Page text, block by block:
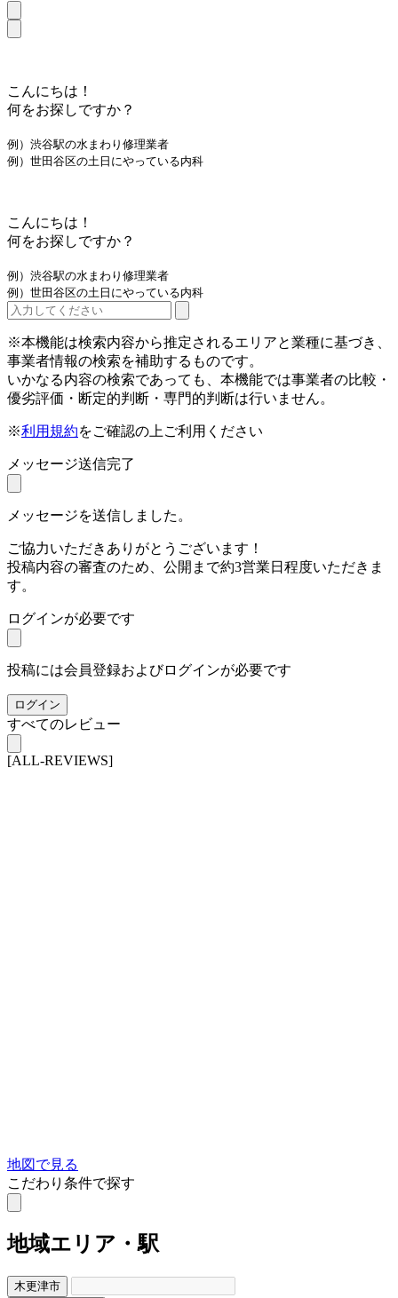
こんにちは！
何をお探しですか？
例）渋谷駅の水まわり修理業者
例）世田谷区の土日にやっている内科
こんにちは！
何をお探しですか？
例）渋谷駅の水まわり修理業者
例）世田谷区の土日にやっている内科
※本機能は検索内容から推定されるエリアと業種に基づき、
事業者情報の検索を補助するものです。
いかなる内容の検索であっても、本機能では事業者の比較・
優劣評価・断定的判断・専門的判断は行いません。
※利用規約をご確認の上ご利用ください
メッセージ送信完了
メッセージを送信しました。
ご協力いただきありがとうございます！
投稿内容の審査のため、公開まで約3営業日程度いただきま
す。
ログインが必要です
投稿には会員登録およびログインが必要です
ログイン
すべてのレビュー
[ALL-REVIEWS]
地図で見る
こだわり条件で探す
地域エリア・駅
木更津市